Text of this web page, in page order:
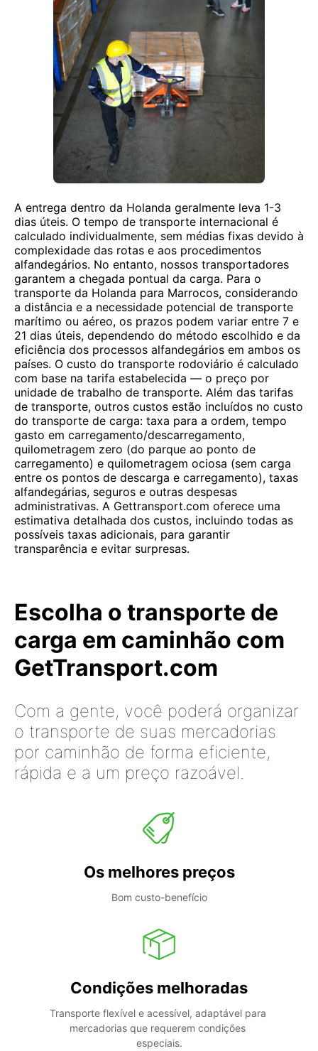
A entrega dentro da Holanda geralmente leva 1-3
dias úteis. O tempo de transporte internacional é
calculado individualmente, sem médias fixas devido à
complexidade das rotas e aos procedimentos
alfandegários. No entanto, nossos transportadores
garantem a chegada pontual da carga. Para o
transporte da Holanda para Marrocos, considerando
a distância e a necessidade potencial de transporte
marítimo ou aéreo, os prazos podem variar entre 7 e
21 dias úteis, dependendo do método escolhido e da
eficiência dos processos alfandegários em ambos os
países. O custo do transporte rodoviário é calculado
com base na tarifa estabelecida — o preço por
unidade de trabalho de transporte. Além das tarifas
de transporte, outros custos estão incluídos no custo
do transporte de carga: taxa para a ordem, tempo
gasto em carregamento/descarregamento,
quilometragem zero (do parque ao ponto de
carregamento) e quilometragem ociosa (sem carga
entre os pontos de descarga e carregamento), taxas
alfandegárias, seguros e outras despesas
administrativas. A Gettransport.com oferece uma
estimativa detalhada dos custos, incluindo todas as
possíveis taxas adicionais, para garantir
transparência e evitar surpresas.
Escolha o transporte de
carga em caminhão com
GetTransport.com
Com a gente, você poderá organizar
o transporte de suas mercadorias
por caminhão de forma eficiente,
rápida e a um preço razoável.
Os melhores preços
Bom custo-benefício
Condições melhoradas
Transporte flexível e acessível, adaptável para
mercadorias que requerem condições
especiais.